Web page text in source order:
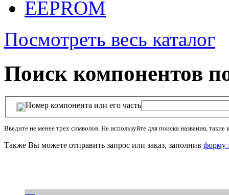
EEPROM
Посмотреть весь каталог
Поиск компонентов
Номер компонента или его часть
Введите не менее трех символов. Не используйте для поиcка названия, такие
Также Вы можете отправить запрос или заказ, заполнив форму